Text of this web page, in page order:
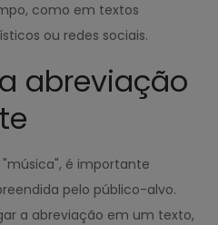
como em textos
ou redes sociais.
abreviação
é importante
pelo público-alvo.
a abreviação em um texto,